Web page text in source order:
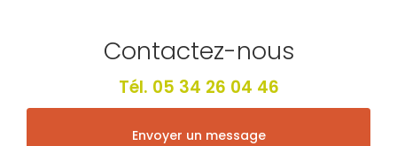
Contactez-nous
Tél. 05 34 26 04 46
Envoyer un message